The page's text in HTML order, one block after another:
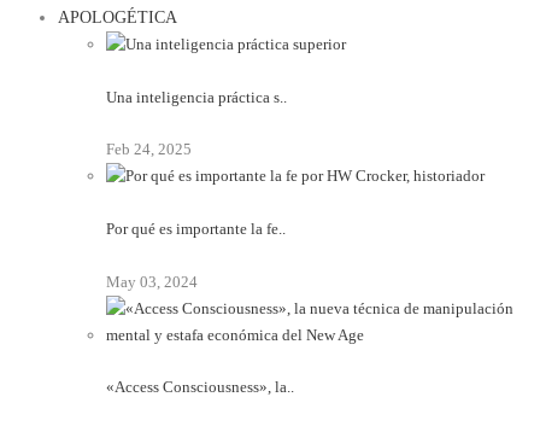
APOLOGÉTICA
Una inteligencia práctica s..
Feb 24, 2025
Por qué es importante la fe..
May 03, 2024
«Access Consciousness», la..